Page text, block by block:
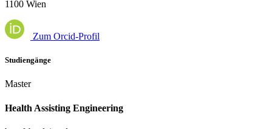
1100 Wien
Zum Orcid-Profil
Studiengänge
Master
Health Assisting Engineering